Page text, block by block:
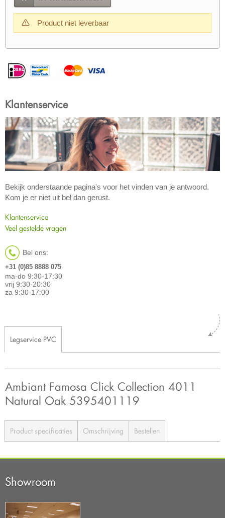
Product niet leverbaar
Klantenservice
Bekijk onderstaande pagina's voor het vinden van je antwoord.
Kom je er niet uit bel dan gerust.
Klantenservice
Veel gestelde vragen
Bel ons:
+31 (0)85 8888 075
ma-do 9:30-17:30
vrij 9:30-20:30
za 9:30-17:00
Legservice PVC
Ambiant Famosa Click Collection 4011
Natural Oak 5395401119
Product specificaties Omschrijving Bestellen
Showroom